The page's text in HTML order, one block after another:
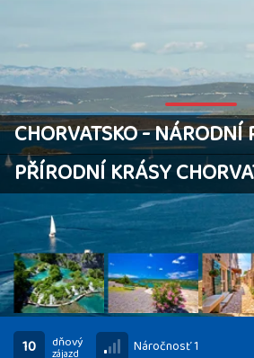
CHORVATSKO - NÁRODNÍ
PŘÍRODNÍ KRÁSY
10
fotografií
10 dňový
zájazd
Náročnosť 1